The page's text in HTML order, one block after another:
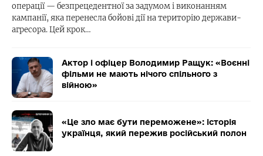
операції — безпрецедентної за задумом і виконанням
кампанії, яка перенесла бойові дії на територію держави-
агресора. Цей крок…
Актор і офіцер Володимир Ращук: «Воєнні
фільми не мають нічого спільного з
війною»
«Це зло має бути переможене»: історія
українця, який пережив російський полон